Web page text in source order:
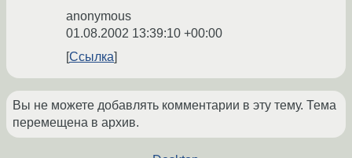
anonymous
01.08.2002 13:39:10 +00:00
Ссылка
Вы не можете добавлять комментарии в эту тему. Тема
перемещена в архив.